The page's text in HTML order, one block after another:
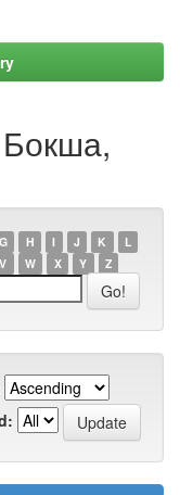
G H I J K
L
V W X Y Z